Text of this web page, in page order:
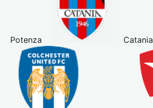
Potenza Catania